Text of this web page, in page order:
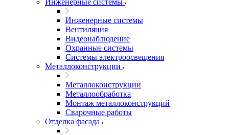
Инженерные системы
Инженерные системы
Вентиляция
Видеонаблюдение
Охранные системы
Системы электроосвещения
Металлоконструкции
Металлоконструкции
Металлообработка
Монтаж металлоконструкций
Сварочные работы
Отделка фасада